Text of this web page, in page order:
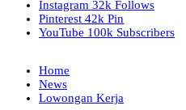
Instagram 32k Follows
Pinterest 42k Pin
YouTube 100k Subscribers
Home
News
Lowongan Kerja